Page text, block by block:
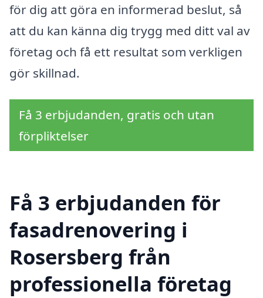
för dig att göra en informerad beslut, så
att du kan känna dig trygg med ditt val av
företag och få ett resultat som verkligen
gör skillnad.
Få 3 erbjudanden, gratis och utan
förpliktelser
Få 3 erbjudanden för
fasadrenovering i
Rosersberg från
professionella företag